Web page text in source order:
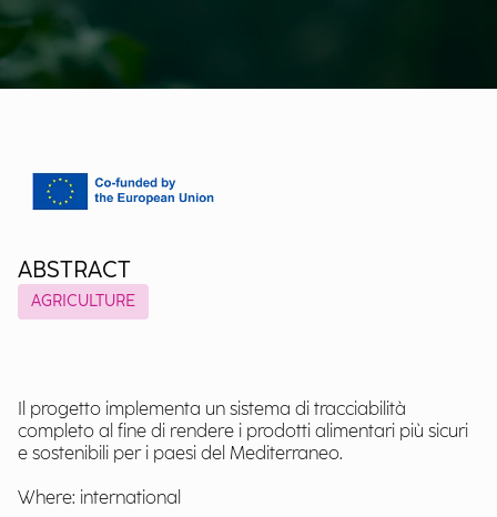
ABSTRACT
AGRICULTURE
Il progetto implementa un sistema di tracciabilità
completo al fine di rendere i prodotti alimentari più sicuri
e sostenibili per i paesi del Mediterraneo.
Where: international